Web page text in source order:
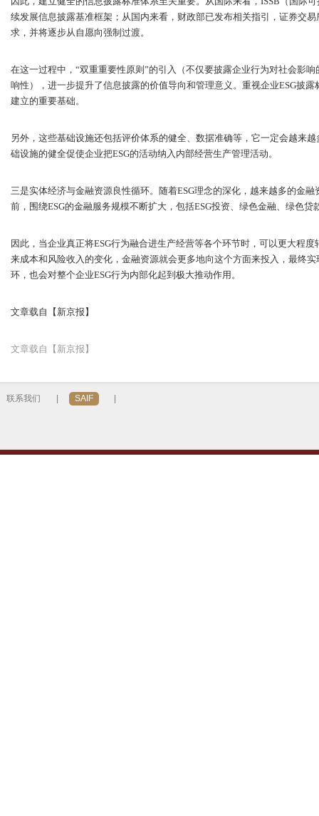
续发展信息披露基准框架；从国内来看，财政部已发布相关指引，证券交
求，并将逐步从自愿向强制过渡。
在这一过程中，“双重重要性原则”的引入（不仅要披露企业行为对社会影
响性），进一步提升了信息披露的价值导向和管理意义。重视企业ESG披
建立的重要基础。
另外，这些基础设施还包括评价体系的健全、数据准确等，它一定会越来
础设施的健全促使企业把ESG的活动纳入内部经营生产管理活动。
三是实体经济与金融资源良性循环。随着ESG理念的深化，越来越多的金
前，围绕ESG的金融服务规模不断扩大，包括ESG投资、绿色金融、绿色贷
因此，当企业真正将ESG行为融合进生产经营等各个环节时，可以更大程
来成本和风险收入的变化，金融资源就会更多地向这个方面来投入，最终
环，也会对整个企业ESG行为内部化起到极大推动作用。
文章载自【新京报】
文章载自【新京报】
联系我们 SAIF